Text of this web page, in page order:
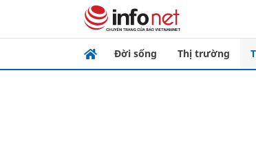
Đời sống Thị trường